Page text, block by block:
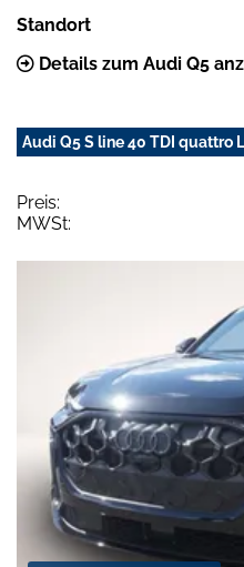
Standort
Details zum Audi Q5
Audi Q5 S line 40 TDI quattro
Preis:
MWSt: